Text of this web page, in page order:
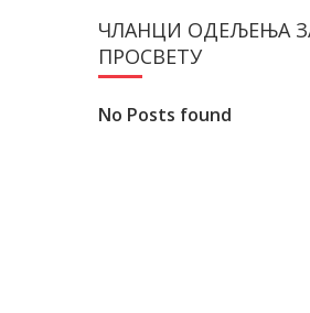
ЧЛАНЦИ ОДЕЉЕЊА
ПРОСВЕТУ
No Posts found